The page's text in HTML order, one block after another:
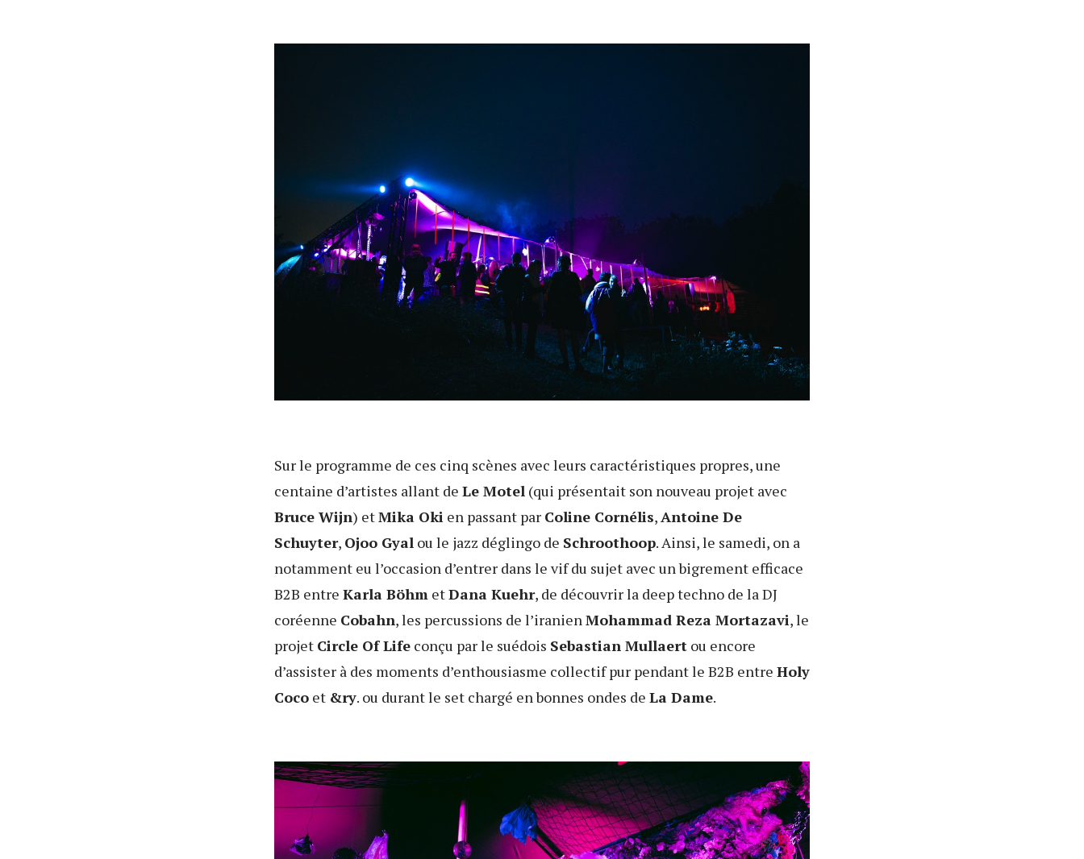
Sur le programme de ces cinq scènes avec leurs caractéristiques propres, une
centaine d’artistes allant de Le Motel (qui présentait son nouveau projet avec
Bruce Wijn) etMika Oki en passant par Coline Cornélis, Antoine De
Schuyter, Ojoo Gyal ou le jazz déglingo de Schroothoop. Ainsi, le samedi, on a
notamment eu l’occasion d’entrer dans le vif du sujet avec un bigrement efficace
B2B entre Karla Böhm etDana Kuehr, de découvrir la deep techno de la DJ
coréenne Cobahn, les percussions de l’iranien Mohammad Reza Mortazavi, le
projet Circle Of Life conçu par le suédois Sebastian Mullaert ou encore
d’assister à des moments d’enthousiasme collectif pur pendant le B2B entre Holy
Coco et &ry. ou durant le set chargé en bonnes ondes de La Dame.